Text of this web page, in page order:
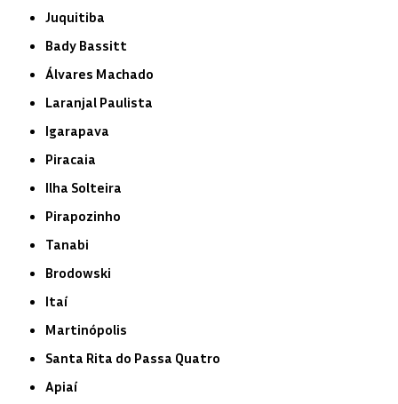
Juquitiba
Bady Bassitt
Álvares Machado
Laranjal Paulista
Igarapava
Piracaia
Ilha Solteira
Pirapozinho
Tanabi
Brodowski
Itaí
Martinópolis
Santa Rita do Passa Quatro
Apiaí